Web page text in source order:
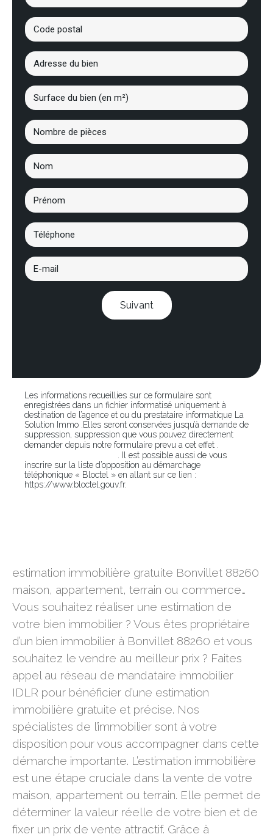
Suivant
Les informations recueillies sur ce formulaire sont
enregistrées dans un fichier informatisé uniquement à
destination de l’agence et ou du prestataire informatique La
Solution Immo .Elles seront conservées jusqu’à demande de
suppression, suppression que vous pouvez directement
demander depuis notre formulaire prevu a cet effet .
. Il est possible aussi de vous
inscrire sur la liste d’opposition au démarchage
téléphonique « Bloctel » en allant sur ce lien :
https://www.bloctel.gouv.fr.
estimation immobilière gratuite Bonvillet 88260
maison, appartement, terrain ou commerce…
Vous souhaitez réaliser une estimation de
votre bien immobilier ? Vous êtes propriétaire
d’un bien immobilier à Bonvillet 88260 et vous
souhaitez le vendre au meilleur prix ? Faites
appel au réseau de mandataire immobilier
IDLR pour bénéficier d’une estimation
immobilière gratuite et précise. Nos
spécialistes de l’immobilier sont à votre
disposition pour vous accompagner dans cette
démarche importante. L’estimation immobilière
est une étape cruciale dans la vente de votre
maison, appartement ou terrain. Elle permet de
déterminer la valeur réelle de votre bien et de
fixer un prix de vente attractif. Grâce à